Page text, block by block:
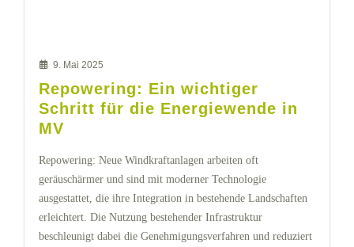
9. Mai 2025
Repowering: Ein wichtiger
Schritt für die Energiewende in
MV
Repowering: Neue Windkraftanlagen arbeiten oft
geräuschärmer und sind mit moderner Technologie
ausgestattet, die ihre Integration in bestehende Landschaften
erleichtert. Die Nutzung bestehender Infrastruktur
beschleunigt dabei die Genehmigungsverfahren und reduziert